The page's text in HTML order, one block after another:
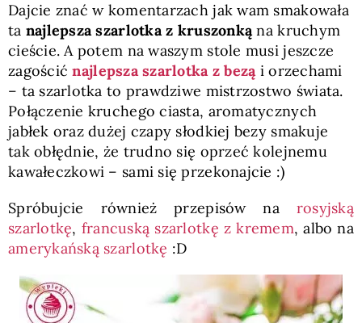
Dajcie znać w komentarzach jak wam smakowała
ta najlepsza szarlotka z kruszonkąna kruchym
cieście. A potem na waszym stole musi jeszcze
zagościćnajlepsza szarlotka z bezą i orzechami
– ta szarlotka to prawdziwe mistrzostwo świata.
Połączenie kruchego ciasta, aromatycznych
jabłek oraz dużej czapy słodkiej bezy smakuje
tak obłędnie, że trudno się oprzeć kolejnemu
kawałeczkowi – sami się przekonajcie :)
Spróbujcie również przepisów na rosyjską
szarlotkę, francuską szarlotkę z kremem, albo na
amerykańską szarlotkę :D